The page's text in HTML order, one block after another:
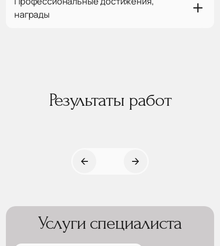
награды
Результаты работ
Услуги специалиста